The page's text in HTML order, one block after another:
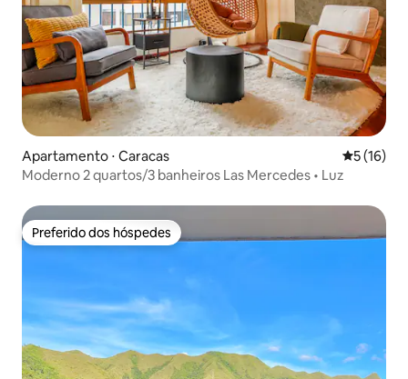
Apartamento ⋅ Caracas 5 de uma
5 (16)
Moderno 2 quartos/3 banheiros Las Mercedes • Luz
Preferido dos hóspedes
Preferido dos hóspedes